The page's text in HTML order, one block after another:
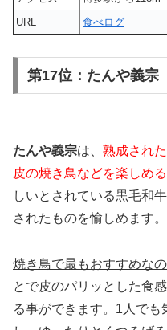
URL
食べログ
第17位：たんや義宗
たんや義宗は、 熟成され
皮の焼き鳥などを楽しめ
しいとされている黒毛和
されたものを愉しめます。
焼き鳥で最もおすすめな
とで皮のパリッとした食
る事ができます。1人で